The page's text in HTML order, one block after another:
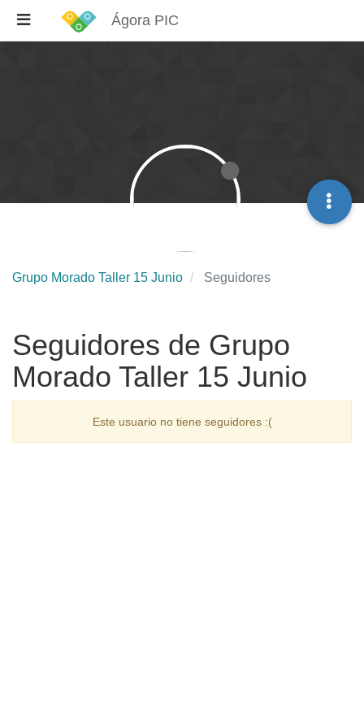
Ágora PIC
Grupo Morado Taller 15 Junio Seguidores
Seguidores de Grupo
Morado Taller 15 Junio
Este usuario no tiene seguidores :(